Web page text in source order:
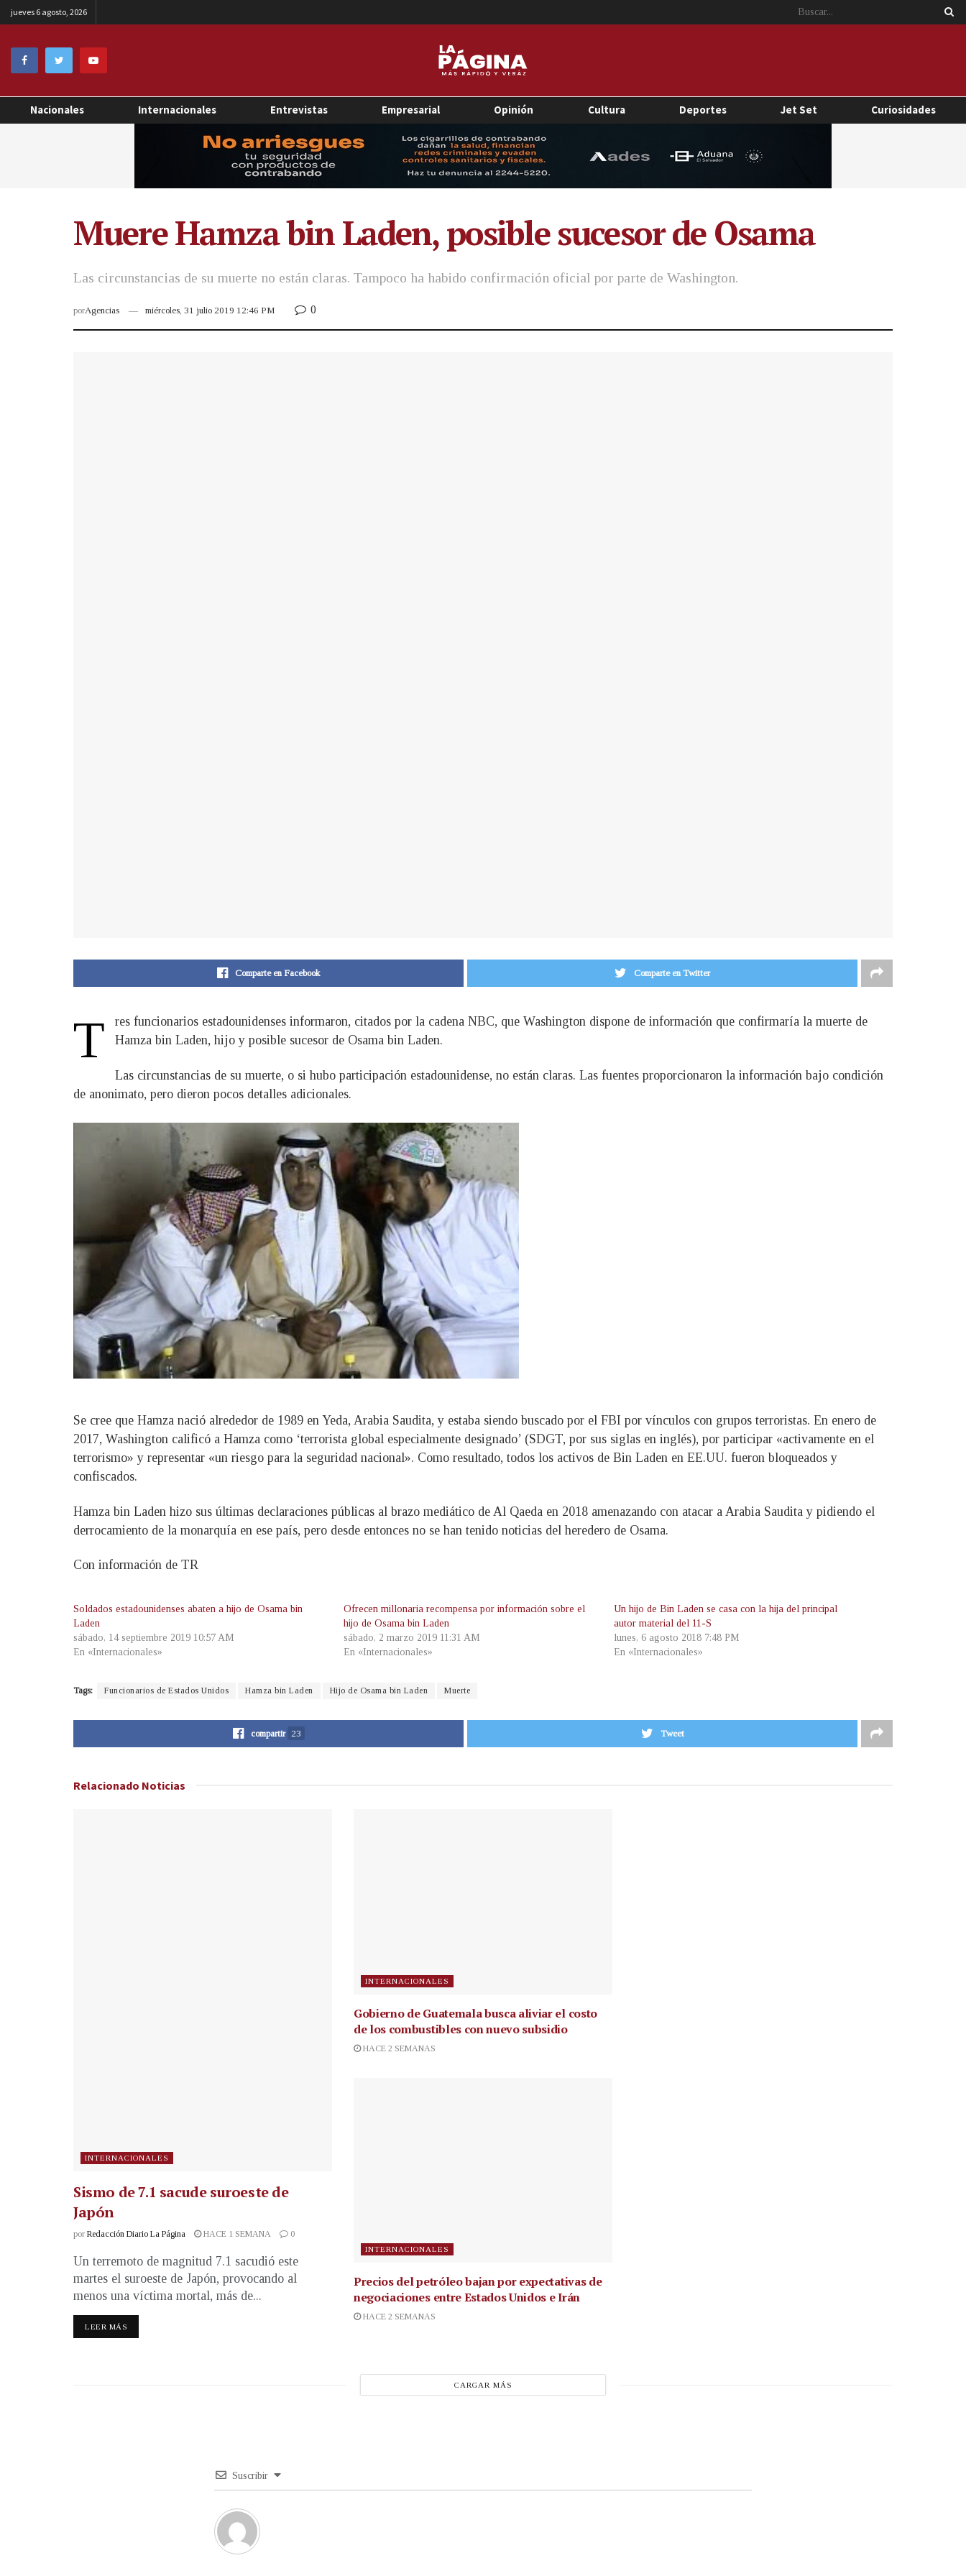
jueves 6 agosto, 2026
Nacionales Internacionales Entrevistas Empresarial Opinión Cultura Deportes Jet Set Curiosidades
Muere Hamza bin Laden, posible sucesor de Osama
Las circunstancias de su muerte no están claras. Tampoco ha habido confirmación oficial por parte de Washington.
porAgencias miércoles, 31 julio 2019 12:46 PM 0
Comparte en Facebook Comparte en Twitter
T
res funcionarios estadounidenses informaron, citados por la cadena NBC, que Washington dispone de información que confirmaría la muerte de
Hamza bin Laden, hijo y posible sucesor de Osama bin Laden.
Las circunstancias de su muerte, o si hubo participación estadounidense, no están claras. Las fuentes proporcionaron la información bajo condición
de anonimato, pero dieron pocos detalles adicionales.
Se cree que Hamza nació alrededor de 1989 en Yeda, Arabia Saudita, y estaba siendo buscado por el FBI por vínculos con grupos terroristas. En enero de
2017, Washington calificó a Hamza como ‘terrorista global especialmente designado’ (SDGT, por sus siglas en inglés), por participar «activamente en el
terrorismo» y representar «un riesgo para la seguridad nacional». Como resultado, todos los activos de Bin Laden en EE.UU. fueron bloqueados y
confiscados.
Hamza bin Laden hizo sus últimas declaraciones públicas al brazo mediático de Al Qaeda en 2018 amenazando con atacar a Arabia Saudita y pidiendo el
derrocamiento de la monarquía en ese país, pero desde entonces no se han tenido noticias del heredero de Osama.
Con información de TR
Soldados estadounidenses abaten a hijo de Osama bin
Laden
sábado, 14 septiembre 2019 10:57 AM
En «Internacionales»
Ofrecen millonaria recompensa por información sobre el
hijo de Osama bin Laden
sábado, 2 marzo 2019 11:31 AM
En «Internacionales»
Un hijo de Bin Laden se casa con la hija del principal
autor material del 11-S
lunes, 6 agosto 2018 7:48 PM
En «Internacionales»
Tags: Funcionarios de Estados Unidos Hamza bin Laden Hijo de Osama bin Laden Muerte
compartir 23 Tweet
Relacionado Noticias
INTERNACIONALES
Sismo de 7.1 sacude suroeste de
Japón
por Redacción Diario La Página HACE 1 SEMANA 0
Un terremoto de magnitud 7.1 sacudió este
martes el suroeste de Japón, provocando al
menos una víctima mortal, más de...
LEER MÁS
INTERNACIONALES
Gobierno de Guatemala busca aliviar el costo
de los combustibles con nuevo subsidio
HACE 2 SEMANAS
INTERNACIONALES
Precios del petróleo bajan por expectativas de
negociaciones entre Estados Unidos e Irán
HACE 2 SEMANAS
CARGAR MÁS
Suscribir